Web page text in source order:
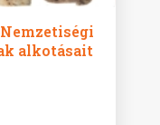
alkotásait